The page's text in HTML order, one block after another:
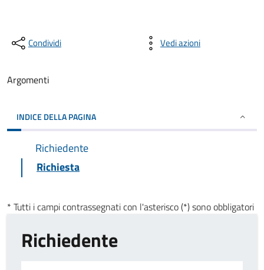
Condividi Vedi azioni
Argomenti
INDICE DELLA PAGINA
Richiedente
Richiesta
* Tutti i campi contrassegnati con l'asterisco (*) sono obbligatori
Richiedente